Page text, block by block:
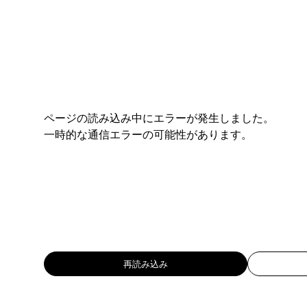
ページの読み込み中にエラーが発生しました。
一時的な通信エラーの可能性があります。
再読み込み